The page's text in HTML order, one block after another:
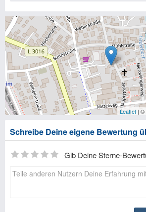
Leaflet | ©
Schreibe Deine eigene Bewertung
Gib Deine Sterne-